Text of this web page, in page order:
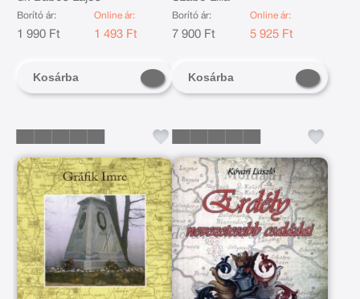
Norbert életéről
Borító ár:
1 990 Ft
Online ár:
1 493 Ft
Kosárba
Borító ár:
7 900 Ft
Online ár:
5 925 Ft
Kosárba